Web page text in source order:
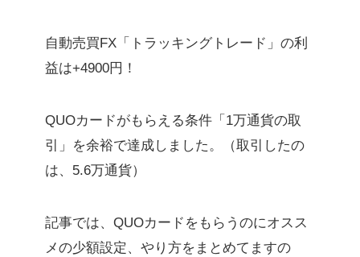
自動売買FX「トラッキングトレード」の利
益は+4900円！
QUOカードがもらえる条件「1万通貨の取
引」を余裕で達成しました。（取引したの
は、5.6万通貨）
記事では、QUOカードをもらうのにオスス
メの少額設定、やり方をまとめてますの